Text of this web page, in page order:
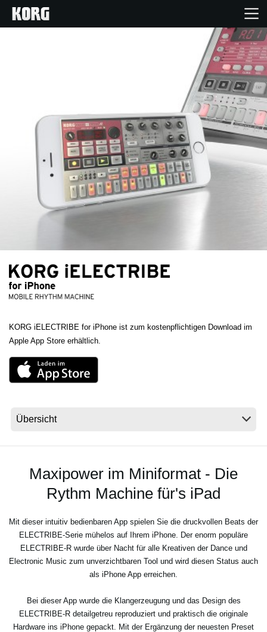
Extras
Events
Support
Shop
Social Media
KORG iELECTRIBE for iPhone ist zum kostenpflichtigen Download im
Apple App Store erhältlich.
Maxipower im Miniformat - Die
Rythm Machine für's iPad
Mit dieser intuitiv bedienbaren App spielen Sie die druckvollen Beats der
ELECTRIBE-Serie mühelos auf Ihrem iPhone. Der enorm populäre
ELECTRIBE-R wurde über Nacht für alle Kreativen der Dance und
Electronic Music zum unverzichtbaren Tool und wird diesen Status auch
als iPhone App erreichen.
Bei dieser App wurde die Klangerzeugung und das Design des
ELECTRIBE-R detailgetreu reproduziert und praktisch die originale
Hardware ins iPhone gepackt. Mit der Ergänzung der neuesten Preset